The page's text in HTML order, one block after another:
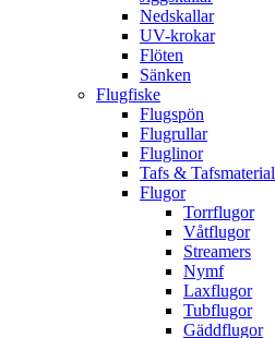
Nedskallar
UV-krokar
Flöten
Sänken
Flugfiske
Flugspön
Flugrullar
Fluglinor
Tafs & Tafsmaterial
Flugor
Torrflugor
Våtflugor
Streamers
Nymf
Laxflugor
Tubflugor
Gäddflugor